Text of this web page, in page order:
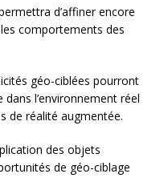
permettra d’affiner encore
comportements des
géo-ciblées pourront
l’environnement réel
de réalité augmentée.
des objets
de géo-ciblage